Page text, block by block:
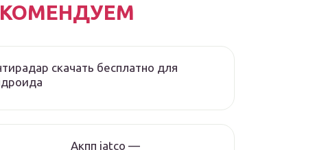
скачать бесплатно для
Акпп jatco —